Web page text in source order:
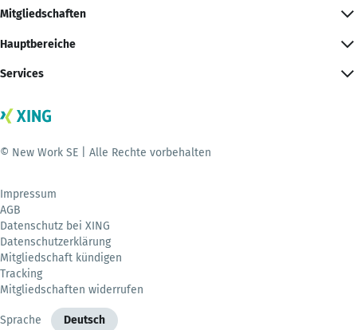
Mitgliedschaften
Hauptbereiche
Services
© New Work SE | Alle Rechte vorbehalten
Impressum
AGB
Datenschutz bei XING
Datenschutzerklärung
Mitgliedschaft kündigen
Tracking
Mitgliedschaften widerrufen
Sprache Deutsch